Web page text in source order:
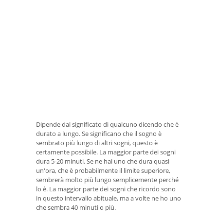
Dipende dal significato di qualcuno dicendo che è
durato a lungo. Se significano che il sogno è
sembrato più lungo di altri sogni, questo è
certamente possibile. La maggior parte dei sogni
dura 5-20 minuti. Se ne hai uno che dura quasi
un'ora, che è probabilmente il limite superiore,
sembrerà molto più lungo semplicemente perché
lo è. La maggior parte dei sogni che ricordo sono
in questo intervallo abituale, ma a volte ne ho uno
che sembra 40 minuti o più.